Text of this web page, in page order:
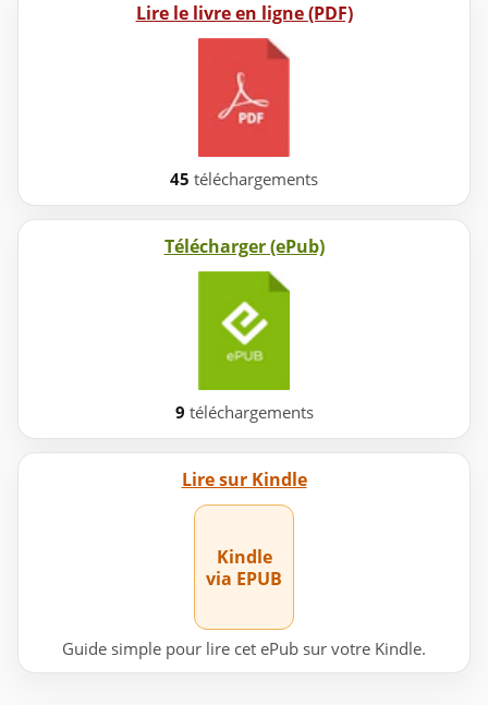
Lire le livre en ligne (PDF)
45 téléchargements
Télécharger (ePub)
9 téléchargements
Lire sur Kindle
Kindle
via EPUB
Guide simple pour lire cet ePub sur votre Kindle.